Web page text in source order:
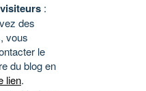
:
des
vous
le
du blog en
lien.